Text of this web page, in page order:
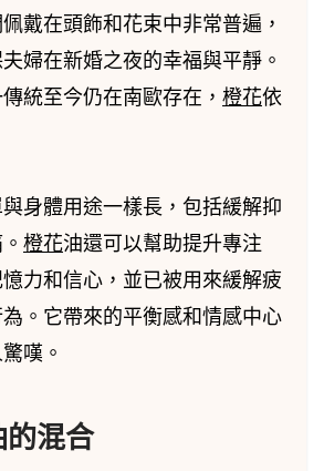
戴在頭飾和花束中非常普遍，
婦在新婚之夜的幸福與平靜。
統至今仍在南歐存在， 橙花依
身體用途一樣長，包括緩解抑
橙花油還可以幫助提升專注
力和信心，並已被用來緩解疲
。它帶來的平衡感和情感中心
嘆。
的混合